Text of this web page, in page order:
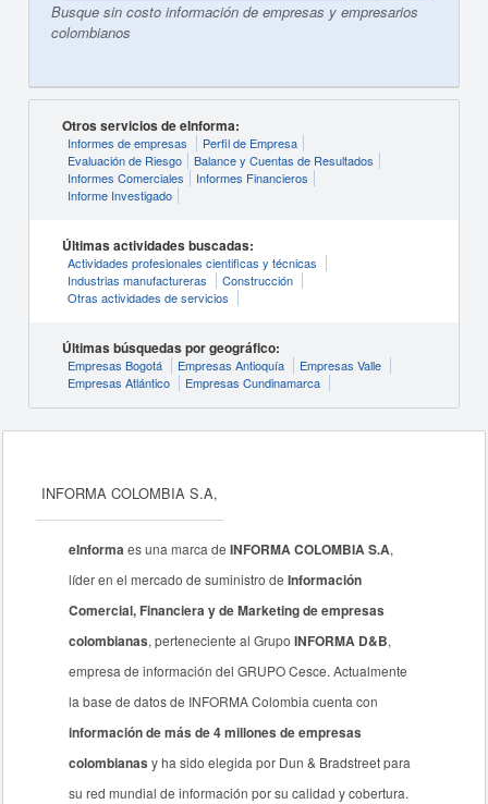
Busque sin costo información de empresas y empresarios
colombianos
Otros servicios de eInforma:
Informes de empresas
Perfil de Empresa
Evaluación de Riesgo
Balance y Cuentas de Resultados
Informes Comerciales
Informes Financieros
Informe Investigado
Últimas actividades buscadas:
Actividades profesionales cientificas y técnicas
Industrias manufactureras
Construcción
Otras actividades de servicios
Últimas búsquedas por geográfico:
Empresas Bogotá Empresas Antioquía
Empresas Valle
Empresas Atlántico
Empresas Cundinamarca
INFORMA COLOMBIA S.A,
eInformaes una marca deINFORMA COLOMBIA S.A,
líder en el mercado de suministro deInformación
Comercial, Financiera y de Marketing de empresas
colombianas, perteneciente al GrupoINFORMA D&B,
empresa de información del GRUPO Cesce. Actualmente
la base de datos de INFORMA Colombia cuenta con
información de más de 4 millones de empresas
colombianas y ha sido elegida por Dun & Bradstreet para
su red mundial de información por su calidad y cobertura.